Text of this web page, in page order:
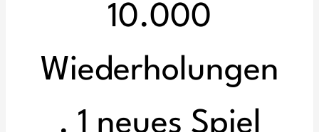
10.000
Wiederholungen
. 1 neues Spiel